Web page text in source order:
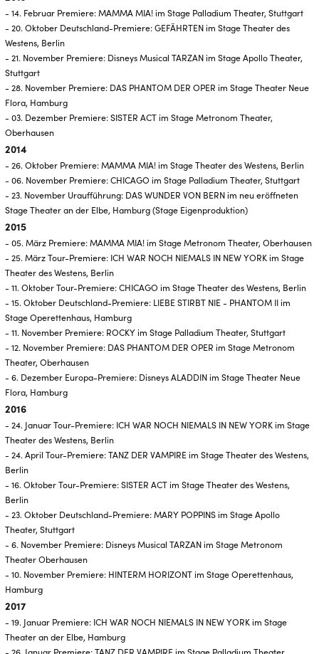
- 14. Februar Premiere: MAMMA MIA! im Stage Palladium Theater, Stuttgart
- 20. Oktober Deutschland-Premiere: GEFÄHRTEN im Stage Theater des
Westens, Berlin
- 21. November Premiere: Disneys Musical TARZAN im Stage Apollo Theater,
Stuttgart
- 28. November Premiere: DAS PHANTOM DER OPER im Stage Theater Neue
Flora, Hamburg
- 03. Dezember Premiere: SISTER ACT im Stage Metronom Theater,
Oberhausen
2014
- 26. Oktober Premiere: MAMMA MIA! im Stage Theater des Westens, Berlin
- 06. November Premiere: CHICAGO im Stage Palladium Theater, Stuttgart
- 23. November Uraufführung: DAS WUNDER VON BERN im neu eröffneten
Stage Theater an der Elbe, Hamburg (Stage Eigenproduktion)
2015
- 05. März Premiere: MAMMA MIA! im Stage Metronom Theater, Oberhausen
- 25. März Tour-Premiere: ICH WAR NOCH NIEMALS IN NEW YORK im Stage
Theater des Westens, Berlin
- 11. Oktober Tour-Premiere: CHICAGO im Stage Theater des Westens, Berlin
- 15. Oktober Deutschland-Premiere: LIEBE STIRBT NIE - PHANTOM II im
Stage Operettenhaus, Hamburg
- 11. November Premiere: ROCKY im Stage Palladium Theater, Stuttgart
- 12. November Premiere: DAS PHANTOM DER OPER im Stage Metronom
Theater, Oberhausen
- 6. Dezember Europa-Premiere: Disneys ALADDIN im Stage Theater Neue
Flora, Hamburg
2016
- 24. Januar Tour-Premiere: ICH WAR NOCH NIEMALS IN NEW YORK im Stage
Theater des Westens, Berlin
- 24. April Tour-Premiere: TANZ DER VAMPIRE im Stage Theater des Westens,
Berlin
- 16. Oktober Tour-Premiere: SISTER ACT im Stage Theater des Westens,
Berlin
- 23. Oktober Deutschland-Premiere: MARY POPPINS im Stage Apollo
Theater, Stuttgart
- 6. November Premiere: Disneys Musical TARZAN im Stage Metronom
Theater Oberhausen
- 10. November Premiere: HINTERM HORIZONT im Stage Operettenhaus,
Hamburg
2017
- 19. Januar Premiere: ICH WAR NOCH NIEMALS IN NEW YORK im Stage
Theater an der Elbe, Hamburg